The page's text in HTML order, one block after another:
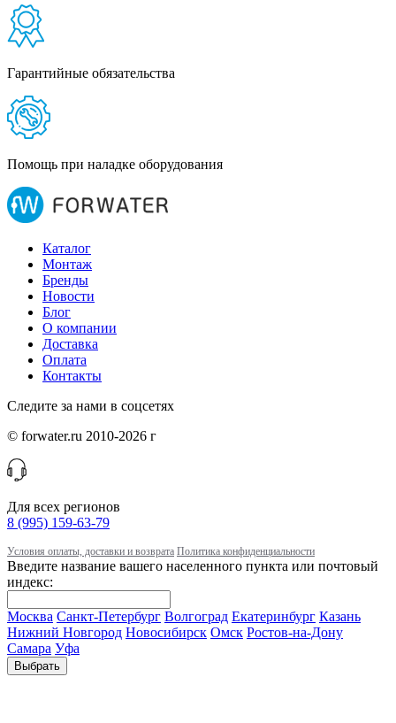
Гарантийные обязательства
Помощь при наладке оборудования
Каталог
Монтаж
Бренды
Новости
Блог
О компании
Доставка
Оплата
Контакты
Следите за нами в соцсетях
© forwater.ru 2010-2026 г
Для всех регионов
8 (995) 159-63-79
Условия оплаты, доставки и возврата Политика конфиденциальности
Введите название вашего населенного пункта или почтовый
индекс:
Москва Санкт-Петербург Волгоград Екатеринбург Казань
Нижний Новгород Новосибирск Омск Ростов-на-Дону
Самара Уфа